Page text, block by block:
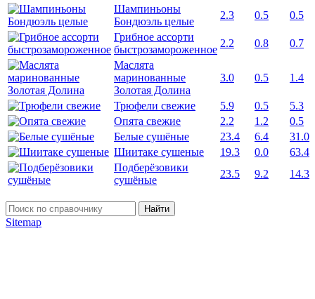
Шампиньоны
Бондюэль целые
2.3 0.5
0.5
Грибное ассорти
быстрозамороженное
2.2 0.8
0.7
Маслята
маринованные
Золотая Долина
3.0 0.5 1.4
Трюфели свежие 5.9 0.5
5.3
Опята свежие
2.2 1.2
0.5
Белые сушёные
23.4 6.4
31.0
Шиитаке сушеные
19.3 0.0
63.4
Подберёзовики
сушёные
23.5 9.2 14.3
Найти
Sitemap